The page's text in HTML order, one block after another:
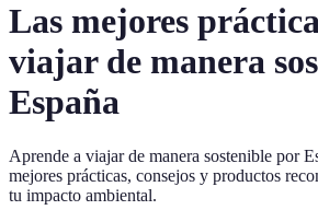
Las mejores
viajar de manera
España
Aprende a viajar de manera sostenible por
mejores prácticas, consejos y productos
tu impacto ambiental.